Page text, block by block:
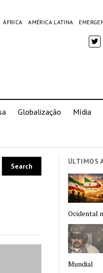
ÁFRICA AMÉRICA LATINA
Globalização Mídia
ÚLTIMOS
Ocidental
Mundial